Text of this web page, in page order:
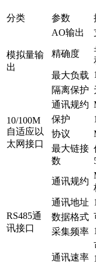
分类 参数
模拟量输
出
AO输出
精确度
最大负载
隔离保护
10/100M
自适应以
太网接口
通讯规约
保护
协议
最大链接
数
RS485通
讯接口
通讯规约
通讯地址
数据格式
采集频率
通讯速率